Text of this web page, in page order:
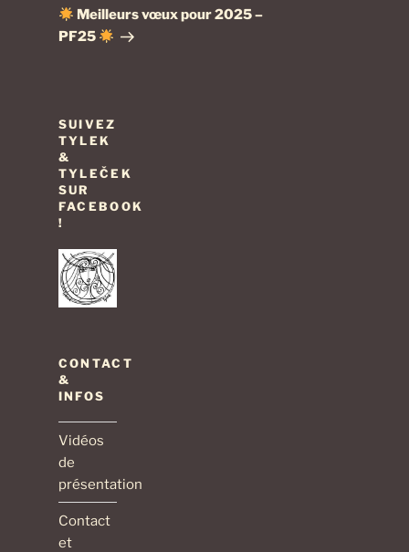
suivant
Meilleurs vœux pour 2025 –
PF25
SUIVEZ
TYLEK
&
TYLEČEK
SUR
FACEBOOK
!
CONTACT
&
INFOS
Vidéos
de
présentation
Contact
et